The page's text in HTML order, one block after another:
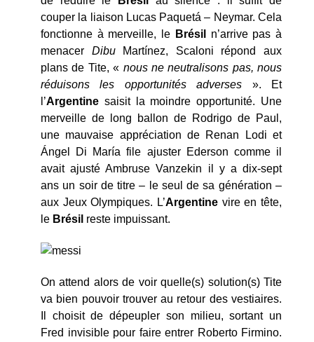
couper la liaison Lucas Paquetá – Neymar. Cela
fonctionne à merveille, le Brésil
n’arrive pas à
menacer DibuMartínez, Scaloni répond aux
plans de Tite, « nous ne neutralisons pas, nous
réduisons les opportunités adverses ». Et
l’Argentine saisit la moindre opportunité. Une
merveille de long ballon de Rodrigo de Paul,
une mauvaise appréciation de Renan Lodi et
Ángel Di María file ajuster Ederson comme il
avait ajusté Ambruse Vanzekin il y a dix-sept
ans un soir de titre – le seul de sa génération –
aux Jeux Olympiques. L’Argentine vire en tête,
le Brésil reste impuissant.
On attend alors de voir quelle(s) solution(s) Tite
va bien pouvoir trouver au retour des vestiaires.
Il choisit de dépeupler son milieu, sortant un
Fred invisible pour faire entrer Roberto Firmino.